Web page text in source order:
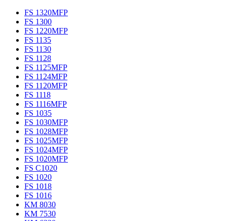
FS 1320MFP
FS 1300
FS 1220MFP
FS 1135
FS 1130
FS 1128
FS 1125MFP
FS 1124MFP
FS 1120MFP
FS 1118
FS 1116MFP
FS 1035
FS 1030MFP
FS 1028MFP
FS 1025MFP
FS 1024MFP
FS 1020MFP
FS C1020
FS 1020
FS 1018
FS 1016
KM 8030
KM 7530